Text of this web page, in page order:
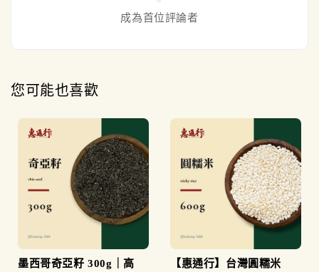
成為首位評論者
您可能也喜歡
墨西哥奇亞籽 300g｜高
【惠通行】台灣圓糯米